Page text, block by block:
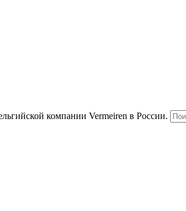
компании Vermeiren в России.